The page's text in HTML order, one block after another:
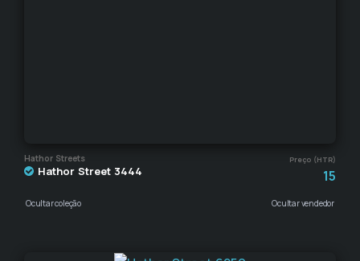
Hathor Streets Preço (HTR)
Hathor Street 3444 15
Ocultar coleção Ocultar vendedor